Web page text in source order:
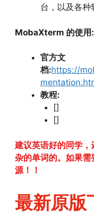
台， 以及各种
MobaXterm 的使用:
官方文
档:https://
教程:
[]
[]
建议英语好的同学
杂的单词的。如果
源！！
最新原版